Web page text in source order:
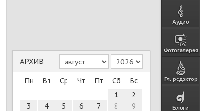
Аудио
Фотогалерея
Гл. редактор
Блоги
АРХИВ
Пн
Вт Ср Чт Пт Сб
Вс
1
2
3
4 5 6 7 8
9